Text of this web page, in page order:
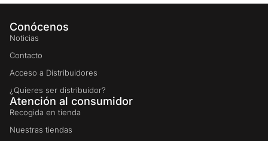
Conócenos
Noticias
Contacto
Acceso a Distribuidores
¿Quieres ser distribuidor?
Atención al consumidor
Recogida en tienda
Nuestras tiendas